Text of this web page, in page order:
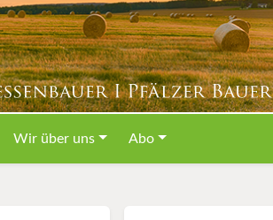
Wir über uns Abo